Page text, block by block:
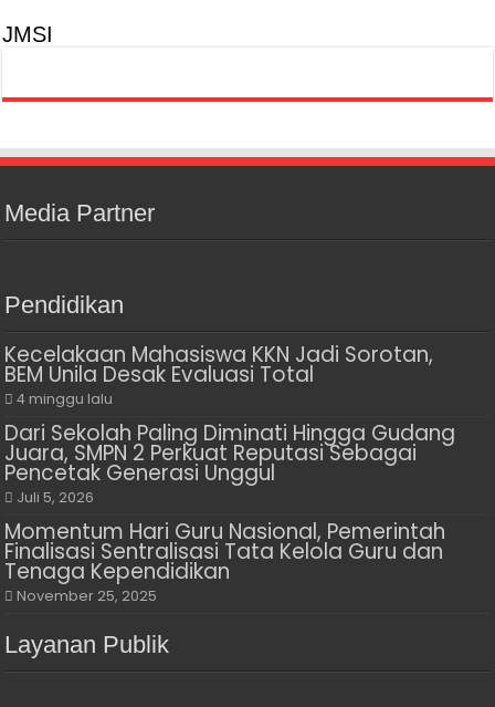
JMSI
Media Partner
Pendidikan
Kecelakaan Mahasiswa KKN Jadi Sorotan,
BEM Unila Desak Evaluasi Total
4 minggu lalu
Dari Sekolah Paling Diminati Hingga Gudang
Juara, SMPN 2 Perkuat Reputasi Sebagai
Pencetak Generasi Unggul
Juli 5, 2026
Momentum Hari Guru Nasional, Pemerintah
Finalisasi Sentralisasi Tata Kelola Guru dan
Tenaga Kependidikan
November 25, 2025
Layanan Publik